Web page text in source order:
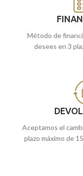
Método de
desees en 3
Aceptamos el
plazo máximo de